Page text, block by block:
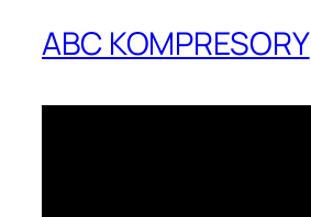
ABC KOMPRESORY